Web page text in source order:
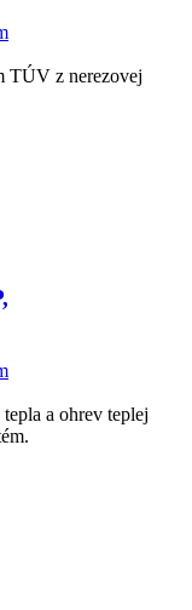
TÚV z nerezovej
a ohrev teplej